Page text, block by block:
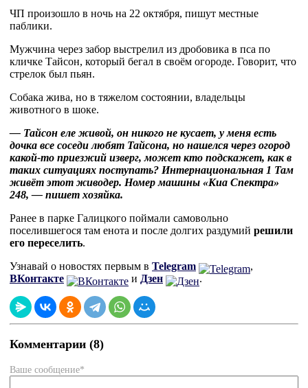
ЧП произошло в ночь на 22 октября, пишут местные
паблики.
Мужчина через забор выстрелил из дробовика в пса по
кличке Тайсон, который бегал в своём огороде. Говорит, что
стрелок был пьян.
Собака жива, но в тяжелом состоянии, владельцы
животного в шоке.
— Тайсон еле живой, он никого не кусает, у меня есть
дочка все соседи любят Тайсона, но нашелся через огород
какой-то приезжий изверг, может кто подскажет, как в
таких ситуациях поступать? Интернациональная 1 Там
живёт этот живодер. Номер машины «Киа Спектра»
248, — пишет хозяйка.
Ранее в парке Галицкого поймали самовольно
поселившегося там енота и после долгих раздумий решили
его переселить.
Узнавай о новостях первым в Telegram
,
ВКонтакте
и Дзен .
Комментарии (8)
Ваше сообщение*